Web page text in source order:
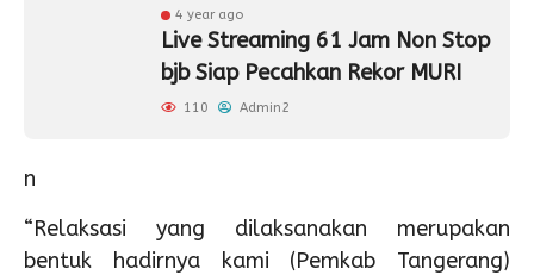
4 year ago
Live Streaming 61 Jam Non Stop
bjb Siap Pecahkan Rekor MURI
110 Admin2
n
“Relaksasi yang dilaksanakan merupakan
bentuk hadirnya kami (Pemkab Tangerang)